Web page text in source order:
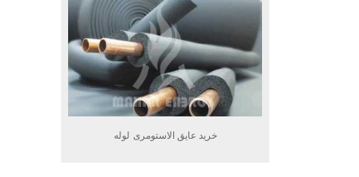
خرید عایق الاستومری لوله